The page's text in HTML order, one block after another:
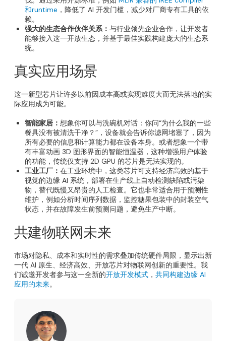
和runtime ，降低了 AI 开发门槛，减少对厂商专有工具的依
赖。
强大的生态合作伙伴关系： 与行业领先企业合作，让开发者
能够接入这一开放生态，并基于最佳实践构建庞大的生态系
统。
真实应用场景
这一新型芯片让许多以前因成本高或实现难度大而无法落地的实
际应用成为可能。
智能家居： 想象你可以与洗碗机对话：你问“为什么我的一些
餐具没有被清洗干净？”，设备就会告诉你滤网堵塞了，因为
所有必要的信息和计算能力都在设备本身。或者想象一个带
有丰富动画 3D 图形界面的智能恒温器，这种增强用户体验
的功能，传统仅支持 2D GPU 的芯片是无法实现的。
工业工厂： 在工业环境中，这类芯片可支持经济高效的基于
视觉的边缘 AI 系统，部署在生产线上自动检测缺陷或污染
物，替代既慢又昂贵的人工检查。它也非常适合用于预测性
维护，例如分析时间序列数据，监控糖果包装中的封装空气
状态，并在故障发生前预测问题，避免生产中断。
共建物联网未来
市场对隐私、成本和实时性的需求叠加传统硬件局限，显示出新
一代 AI 原生、经济高效、开放芯片对物联网创新的重要性。我
们诚邀开发者参与这一全新的开放开发模式 ， 共同构建边缘 AI
应用的未来。